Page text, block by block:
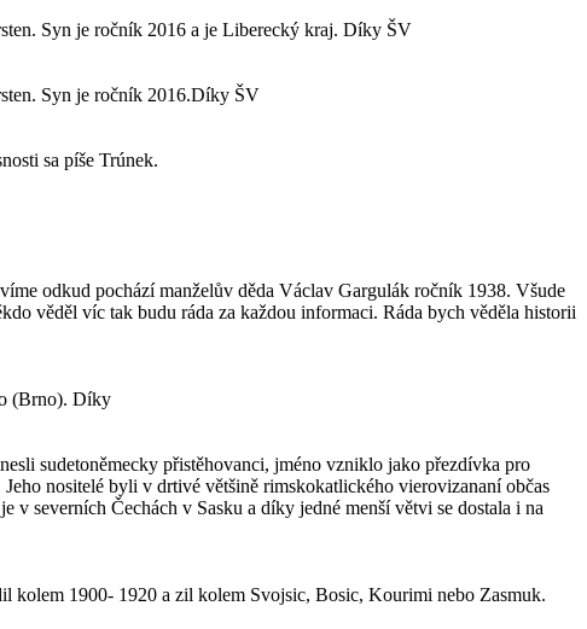
Syn je ročník 2016 a je Liberecký kraj. Díky ŠV
Syn je ročník 2016.Díky ŠV
sa píše Trúnek.
odkud pochází manželův děda Václav Gargulák ročník 1938. Všude
věděl víc tak budu ráda za každou informaci. Ráda bych věděla historii
(Brno). Díky
sudetoněmecky přistěhovanci, jméno vzniklo jako přezdívka pro
nositelé byli v drtivé většině rimskokatlického vierovizananí občas
severních Čechách v Sasku a díky jedné menší větvi se dostala i na
kolem 1900- 1920 a zil kolem Svojsic, Bosic, Kourimi nebo Zasmuk.